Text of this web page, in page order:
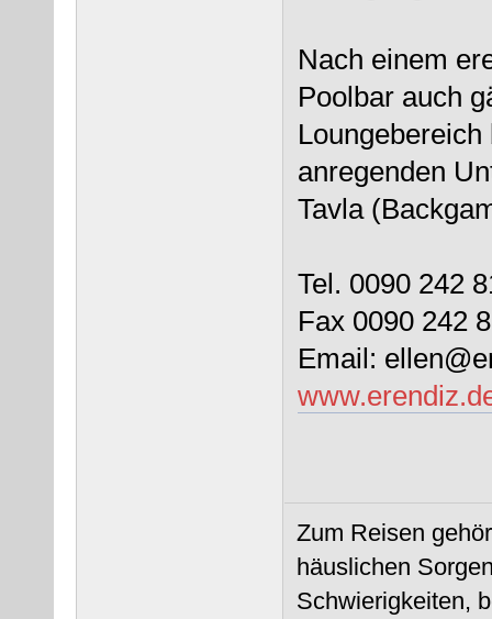
Nach einem
Poolbar auch
anregenden
Tavla
Tel. 0090 242
Fax 0090 242
Email:
Zum Reisen
häuslichen
Schwierigkeiten,